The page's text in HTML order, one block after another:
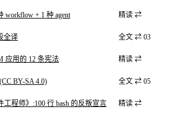
workflow + 1 种 agent 精读 ⇄
全译 全文 ⇄ 03
应用的 12 条宪法 精读 ⇄
BY-SA 4.0) 全文 ⇄ 05
工程师》:100 行 bash 的反叛宣言 精读 ⇄